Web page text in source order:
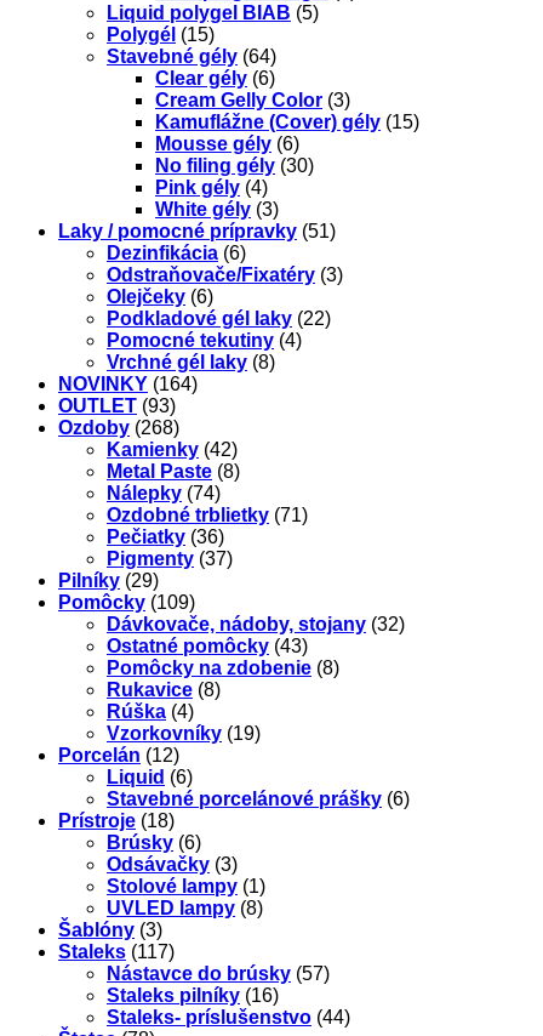
Liquid polygel BIAB (5)
Polygél (15)
Stavebné gély (64)
Clear gély (6)
Cream Gelly Color (3)
Kamuflážne (Cover) gély (15)
Mousse gély (6)
No filing gély (30)
Pink gély (4)
White gély (3)
Laky / pomocné prípravky (51)
Dezinfikácia (6)
Odstraňovače/Fixatéry (3)
Olejčeky (6)
Podkladové gél laky (22)
Pomocné tekutiny (4)
Vrchné gél laky (8)
NOVINKY (164)
OUTLET (93)
Ozdoby (268)
Kamienky (42)
Metal Paste (8)
Nálepky (74)
Ozdobné trblietky (71)
Pečiatky (36)
Pigmenty (37)
Pilníky (29)
Pomôcky (109)
Dávkovače, nádoby, stojany (32)
Ostatné pomôcky (43)
Pomôcky na zdobenie (8)
Rukavice (8)
Rúška (4)
Vzorkovníky (19)
Porcelán (12)
Liquid (6)
Stavebné porcelánové prášky (6)
Prístroje (18)
Brúsky (6)
Odsávačky (3)
Stolové lampy (1)
UVLED lampy (8)
Šablóny (3)
Staleks (117)
Nástavce do brúsky (57)
Staleks pilníky (16)
Staleks- príslušenstvo (44)